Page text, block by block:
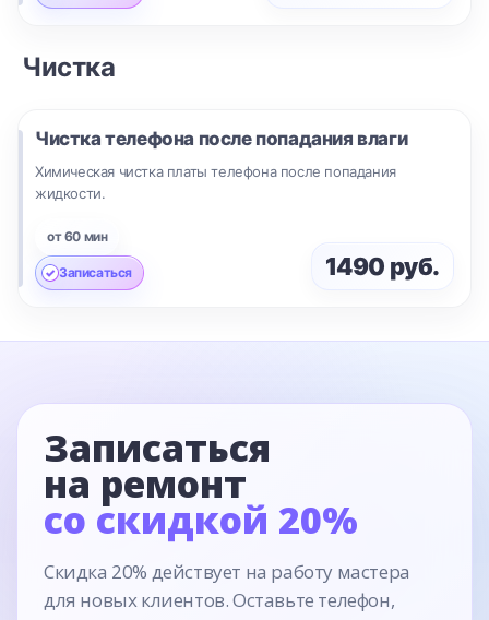
Чистка
Чистка телефона после попадания влаги
Химическая чистка платы телефона после попадания
жидкости.
от 60 мин
Записаться 1490 руб.
Записаться
на ремонт
со скидкой 20%
Скидка 20% действует на работу мастера
для новых клиентов. Оставьте телефон,